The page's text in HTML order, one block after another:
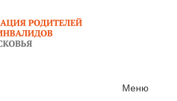
Меню